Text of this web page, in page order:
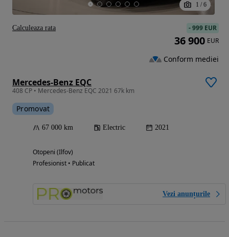
1 / 6
Mercedes-Benz EQC
408 CP • Mercedes-Benz EQC 2021 67k km
Promovat
67 000 km Electric 2021
Otopeni (Ilfov)
Profesionist • Publicat
Vezi anunțurile
-999 EUR
36 900 EUR
Conform mediei
Calculeaza rata